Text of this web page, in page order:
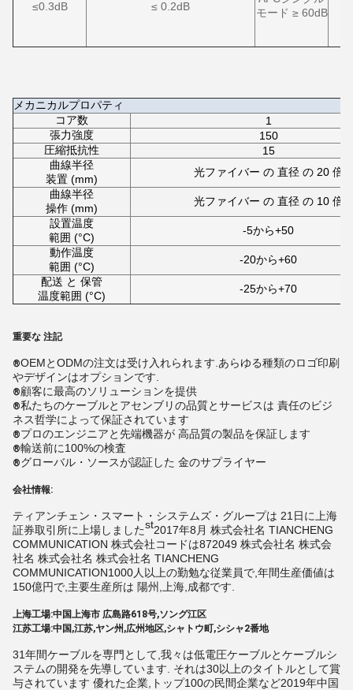
≤0.3dB ≤ 0.2dB
モード ≥ 60dB
メカニカルプロパティ
コア数
1
張力強度
150
圧縮抵抗性
15
曲線半径
装置 (mm)
光ファイバー の 直径 の 20 倍
曲線半径
操作 (mm)
光ファイバー の 直径 の 10 倍
設置温度
範囲 (°C)
-5から+50
動作温度
範囲 (°C)
-20から+60
配送 と 保管
温度範囲 (°C)
-25から+70
重要な 注記
®OEMとODMの注文は受け入れられます.あらゆる種類のロゴ印刷
やデザインはオプションです.
®顧客に最高のソリューションを提供
®私たちのケーブルとアセンブリの品質とサービスは 責任のビジ
ネス哲学によって保証されています
®プロのエンジニアと先端機器が 高品質の製品を保証します
®輸送前に100%の検査
®グローバル・ソースが認証した 金のサプライヤー
会社情報:
ティアンチェン・スマート・システムズ・グループは 21日に上海
証券取引所に上場しましたst2017年8月 株式会社名 TIANCHENG
COMMUNICATION 株式会社コードは872049 株式会社名 株式会
社名 株式会社名 株式会社名 TIANCHENG
COMMUNICATION1000人以上の勤勉な従業員で,年間生産価値は
150億円で,主要生産所は 陽州,上海,成都です.
上海工場:中国上海市 広島路618号,ソング江区
江苏工場:中国,江苏,ヤン州,広州地区,シャトウ町,シシャ2番地
31年間ケーブルを専門として,我々は低電圧ケーブルとケーブルシ
ステムの開発を先導しています. それは30以上のタイトルとして賞
与されています 優れた企業,トップ100の民間企業など2019年中国